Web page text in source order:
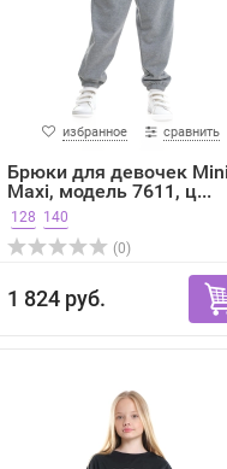
избранное сравнить
Брюки для девочек
Maxi, модель 7611, ц...
128 140
(0)
1 824 руб.